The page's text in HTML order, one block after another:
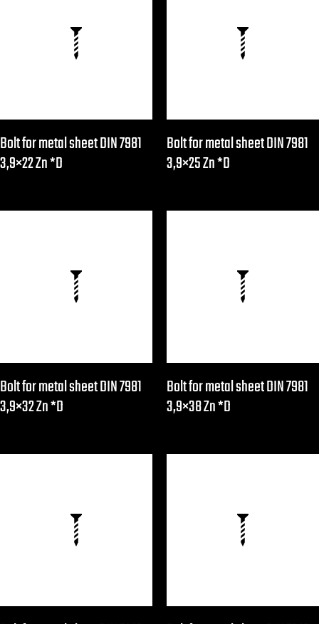
Bolt for metal sheet DIN 7981
3,9×22 Zn *D
Bolt for metal sheet DIN 7981
3,9×25 Zn *D
Bolt for metal sheet DIN 7981
3,9×32 Zn *D
Bolt for metal sheet DIN 7981
3,9×38 Zn *D